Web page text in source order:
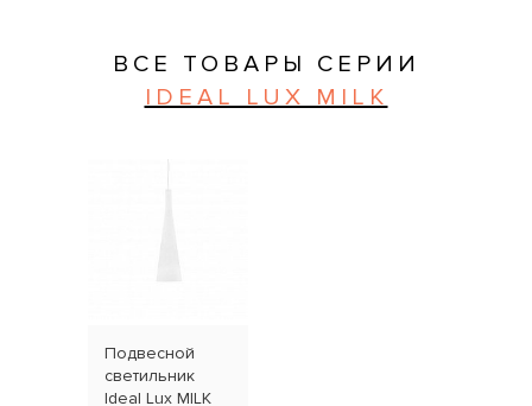
ВСЕ ТОВАРЫ СЕРИИ
IDEAL LUX MILK
Подвесной
светильник
Ideal Lux MILK